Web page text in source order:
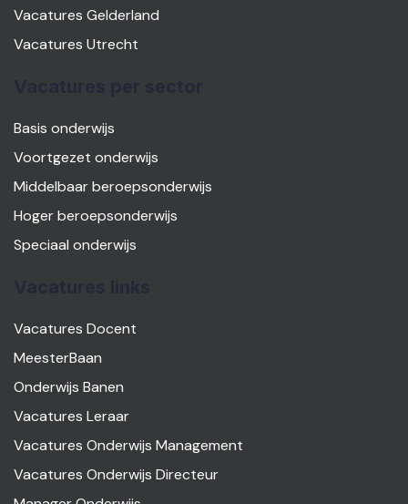
Vacatures Gelderland
Vacatures Utrecht
Basis onderwijs
Voortgezet onderwijs
Middelbaar beroepsonderwijs
Hoger beroepsonderwijs
Speciaal onderwijs
Vacatures Docent
MeesterBaan
Onderwijs Banen
Vacatures Leraar
Vacatures Onderwijs Management
Vacatures Onderwijs Directeur